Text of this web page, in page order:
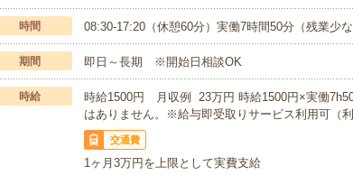
時間 08:30-17:20（休憩60分）実働7時間50分（残業少な
期間 即日～長期 ※開始日相談OK
時給
時給1500円 月収例 23万円 時給1500円×実働
はありません。※給与即受取りサービス利用可（利
交通費
1ヶ月3万円を上限として実費支給